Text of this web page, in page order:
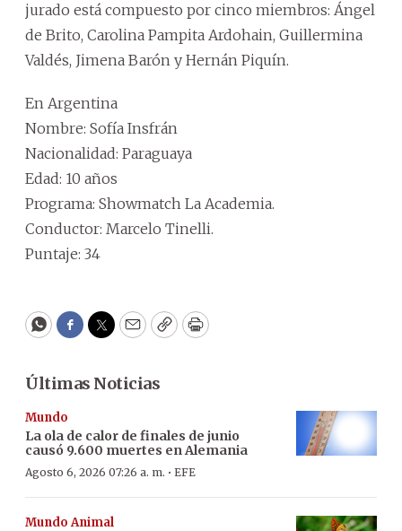
jurado está compuesto por cinco miembros: Ángel
de Brito, Carolina Pampita Ardohain, Guillermina
Valdés, Jimena Barón y Hernán Piquín.
En Argentina
Nombre: Sofía Insfrán
Nacionalidad: Paraguaya
Edad: 10 años
Programa: Showmatch La Academia.
Conductor: Marcelo Tinelli.
Puntaje: 34
WhatsApp
Facebook
Twitter
EmailCopyPrint
Últimas Noticias
Mundo
La ola de calor de finales de junio
causó 9.600 muertes en Alemania
Agosto 6, 2026 07:26 a. m. · EFE
Mundo Animal